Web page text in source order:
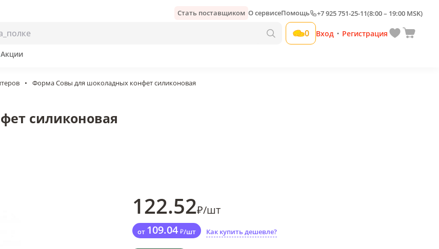
Стать поставщиком О сервисеПомощь +7 925 751-25-11(8:00 – 19:00 MSK)
0 Вход • Регистрация
Акции
• Форма Совы для шоколадных конфет силиконовая
Добавить свою наценку
силиконовая
122.52₽/шт
от 109.04 ₽/шт Как купить дешевле?